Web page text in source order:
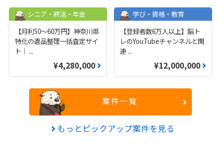
シニア・終活・年金
【月利50〜60万円】神奈川県
特化の遺品整理一括査定サイ
ト｜ ...
¥4,280,000
学び・資格・教育
【登録者数6万人以上】脳ト
レのYouTubeチャンネルと関
連 ...
¥12,000,000
案件一覧
もっとピックアップ案件を見る